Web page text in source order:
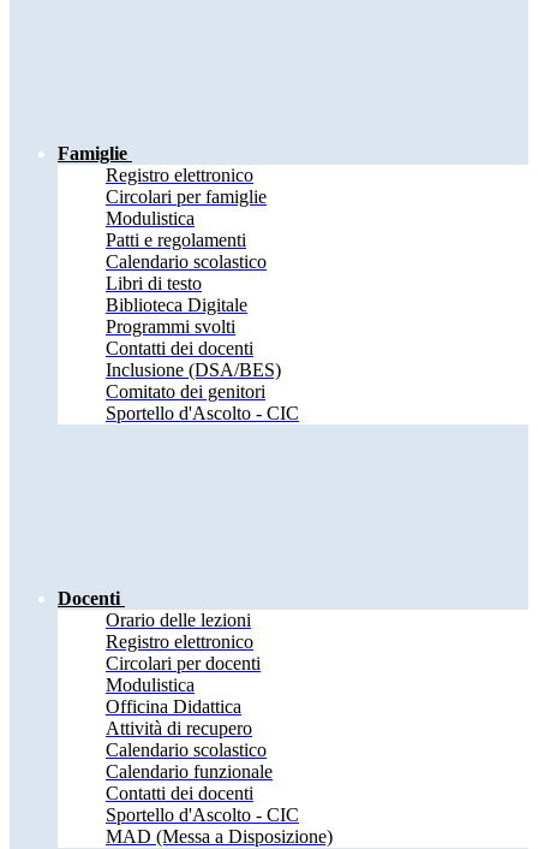
Famiglie
Registro elettronico
Circolari per famiglie
Modulistica
Patti e regolamenti
Calendario scolastico
Libri di testo
Biblioteca Digitale
Programmi svolti
Contatti dei docenti
Inclusione (DSA/BES)
Comitato dei genitori
Sportello d'Ascolto - CIC
Docenti
Orario delle lezioni
Registro elettronico
Circolari per docenti
Modulistica
Officina Didattica
Attività di recupero
Calendario scolastico
Calendario funzionale
Contatti dei docenti
Sportello d'Ascolto - CIC
MAD (Messa a Disposizione)